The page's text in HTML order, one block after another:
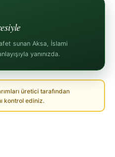
sunan Aksa, İslami
yanınızda.
üretici tarafından
kontrol ediniz.